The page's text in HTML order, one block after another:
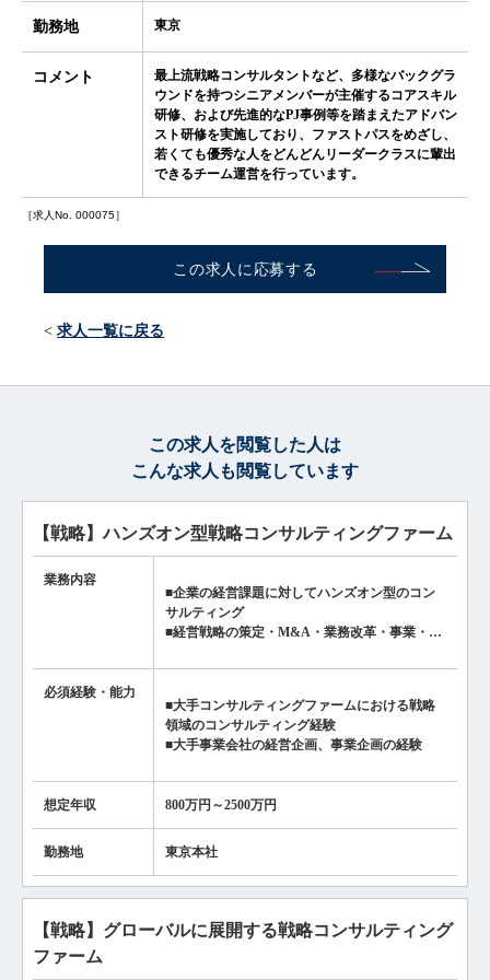
勤務地 東京
コメント
最上流戦略コンサルタントなど、多様なバックグラ
ウンドを持つシニアメンバーが主催するコアスキル
研修、および先進的なPJ事例等を踏まえたアドバン
スト研修を実施しており、ファストパスをめざし、
若くても優秀な人をどんどんリーダークラスに輩出
できるチーム運営を行っています。
［求人No. 000075］
求人一覧に戻る
この求人に応募する
この求人を閲覧した人は
こんな求人も閲覧しています
【戦略】ハンズオン型戦略コンサルティングファーム
業務内容
■企業の経営課題に対してハンズオン型のコン
サルティング
■経営戦略の策定・M&A・業務改革・事業・…
必須経験・ 能力
■大手コンサルティングファームにおける戦略
領域のコンサルティング経験
■大手事業会社の経営企画、事業企画の経験
想定年収 800万円～2500万円
勤務地 東京本社
【戦略】グローバルに展開する戦略コンサルティング
ファーム